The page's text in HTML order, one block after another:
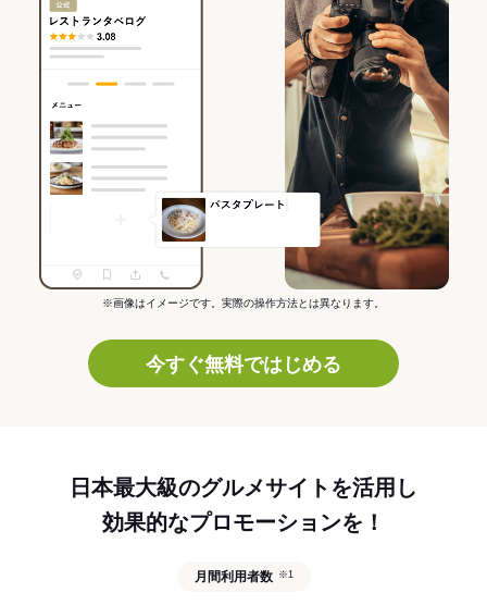
※画像はイメージです。実際の操作方法とは異なります。
今すぐ無料ではじめる
日本最大級のグルメサイトを活用し
効果的なプロモーションを！
月間利用者数 ※1